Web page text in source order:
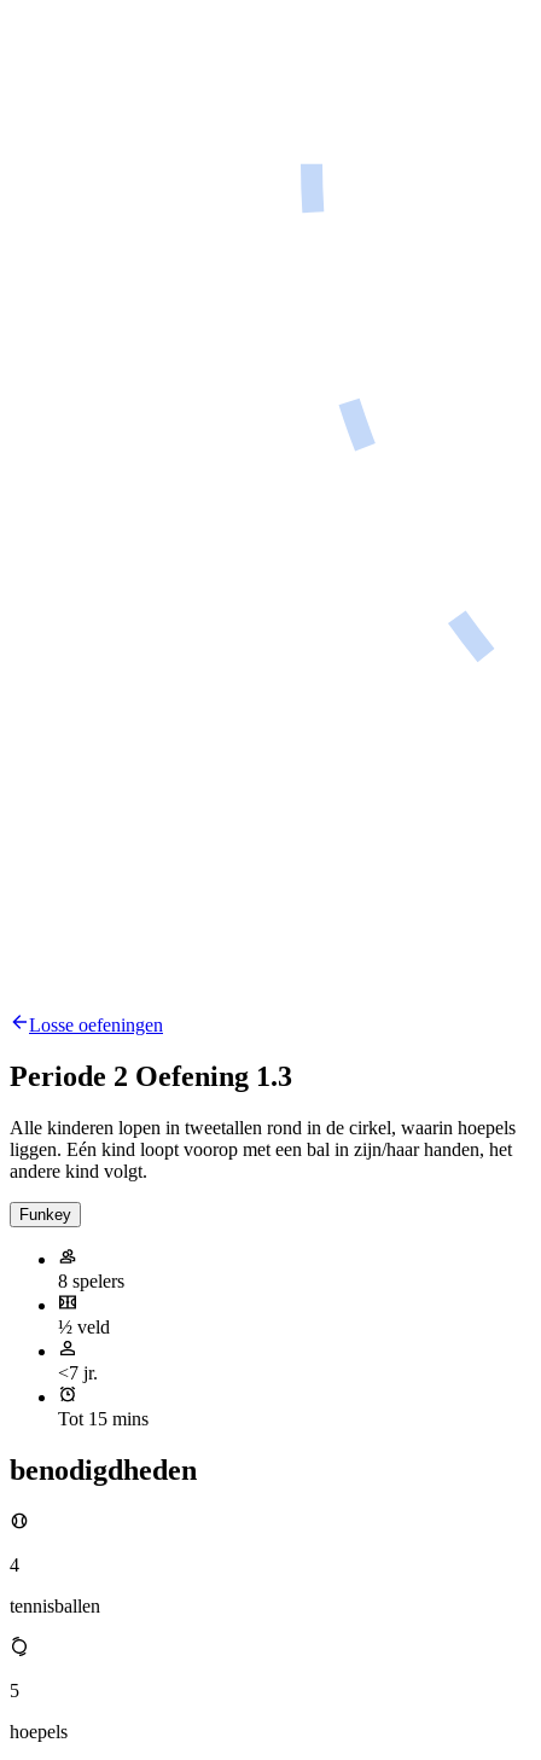
Losse oefeningen
Periode 2 Oefening 1.3
Alle kinderen lopen in tweetallen rond in de cirkel, waarin hoepels
liggen. Eén kind loopt voorop met een bal in zijn/haar handen, het
andere kind volgt.
Funkey
8 spelers
½ veld
<7 jr.
Tot 15 mins
benodigdheden
4
tennisballen
5
hoepels